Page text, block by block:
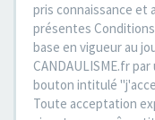
pris connaissance et
présentes
base en vigueur au
CANDAULISME.fr
bouton intitulé
Toute acceptation